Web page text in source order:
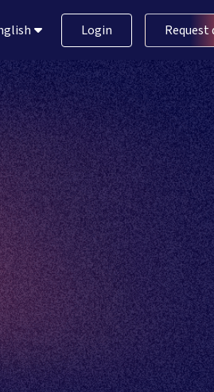
Login Request